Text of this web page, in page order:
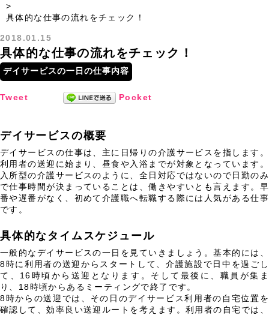
>
具体的な仕事の流れをチェック！
2018.01.15
具体的な仕事の流れをチェック！
デイサービスの一日の仕事内容
Tweet Pocket
デイサービスの概要
デイサービスの仕事は、主に日帰りの介護サービスを指します。
利用者の送迎に始まり、昼食や入浴までが対象となっています。
入所型の介護サービスのように、全日対応ではないので日勤のみ
で仕事時間が決まっていることは、働きやすいとも言えます。早
番や遅番がなく、初めて介護職へ転職する際には人気がある仕事
です。
具体的なタイムスケジュール
一般的なデイサービスの一日を見ていきましょう。基本的には、
8時に利用者の送迎からスタートして、介護施設で日中を過ごし
て、16時頃から送迎となります。そして最後に、職員が集ま
り、18時頃からあるミーティングで終了です。
8時からの送迎では、その日のデイサービス利用者の自宅位置を
確認して、効率良い送迎ルートを考えます。利用者の自宅では、